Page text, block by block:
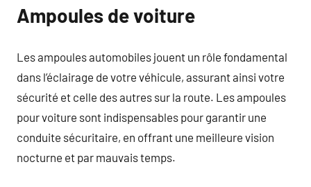
Ampoules de voiture
Les ampoules automobiles jouent un rôle fondamental
dans l’éclairage de votre véhicule, assurant ainsi votre
sécurité et celle des autres sur la route. Les ampoules
pour voiture sont indispensables pour garantir une
conduite sécuritaire, en offrant une meilleure vision
nocturne et par mauvais temps.